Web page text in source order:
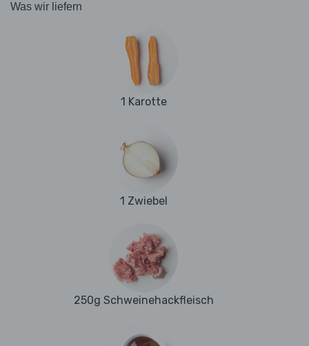
Was wir liefern
1 Karotte
1 Zwiebel
250g Schweinehackfleisch